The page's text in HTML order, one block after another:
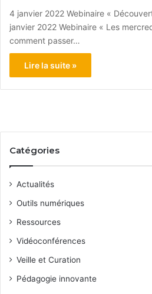
4 janvier 2022 Webinaire «
janvier 2022 Webinaire « Les
comment passer…
Lire la suite »
Catégories
Actualités
Outils numériques
Ressources
Vidéoconférences
Veille et Curation
Pédagogie innovante